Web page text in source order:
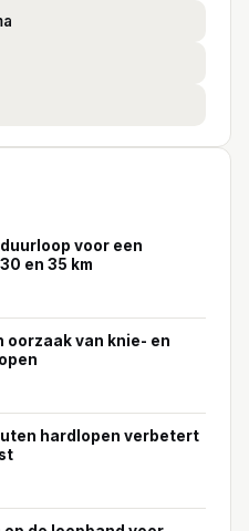
voor een
en 35 km
oorzaak van knie- en
hardlopen verbetert